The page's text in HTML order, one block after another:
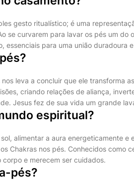
gesto ritualístico; é uma
se curvarem para lavar os pés um do
essenciais para uma união duradoura
leva a concluir que ele transforma
criando relações de aliança,
Jesus fez de sua vida um grande
espiritual?
alimentar a aura energeticamente e
Chakras nos pés. Conhecidos como
e merecem ser cuidados.
pés?